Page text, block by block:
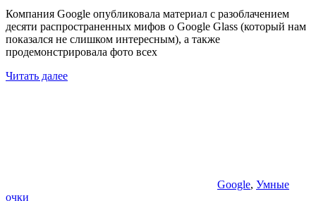
Компания Google опубликовала материал с разоблачением
десяти распространенных мифов о Google Glass (который нам
показался не слишком интересным), а также
продемонстрировала фото всех
Читать далее
Google, Умные
очки